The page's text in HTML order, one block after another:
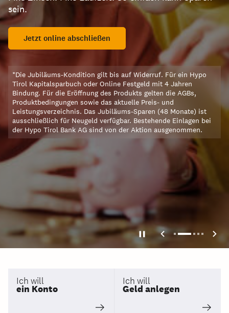
Tech 70 im
sein.
Jetzt online abschließen
*Die Jubiläums-Kondition gilt bis auf Widerruf. Für ein Hypo
Tirol Kapitalsparbuch oder Online Festgeld mit 4 Jahren
Bindung. Für die Eröffnung des Produkts gelten die AGBs,
Produktbedingungen sowie das aktuelle Preis- und
Leistungsverzeichnis. Das Jubiläums-Sparen (48 Monate) ist
ausschließlich für Neugeld verfügbar. Bestehende Einlagen bei
der Hypo Tirol Bank AG sind von der Aktion ausgenommen.
ung
Fix planen, ruhig schlafen.
Mit der 10 jährigen
Finanzierung verlässlich
Mehr zu Hypo Tirol
*Fixer Sollzinssatz: Der fixe
10 Jahren ab Vertragsbeginn.
Fixzinsvereinbarung ist der
Zinsperiode die Summe aus
TARGET-TAG vor dem
(01.01./01.04./01.07./01.10.) im
veröffentlicht wird, zuzüglich
volle 0,010 % gerundet.
reicht.
Achtung: Kreditaufnahme
Ich will
ein Konto
Ich will
Geld anlegen